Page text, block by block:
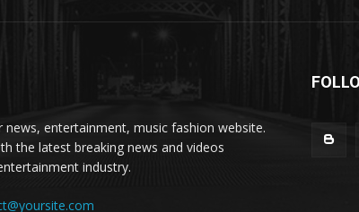
news, entertainment, music fashion website.
the latest breaking news and videos
industry.